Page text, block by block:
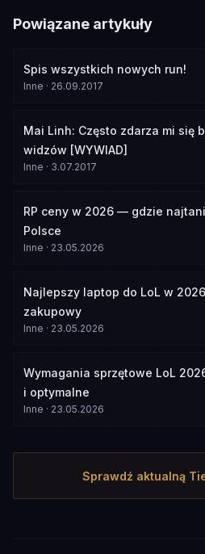
Powiązane artykuły
Spis wszystkich nowych run!
Inne · 26.09.2017
Mai Linh: Często zdarza mi się
widzów [WYWIAD]
Inne · 3.07.2017
RP ceny w 2026 — gdzie
Polsce
Inne · 23.05.2026
Najlepszy laptop do LoL w
zakupowy
Inne · 23.05.2026
Wymagania sprzętowe LoL
i optymalne
Inne · 23.05.2026
Sprawdź aktualną